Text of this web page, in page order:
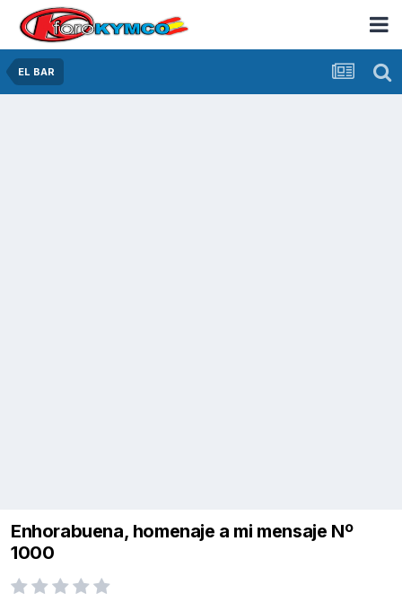
EL BAR
Enhorabuena, homenaje a mi mensaje Nº
1000